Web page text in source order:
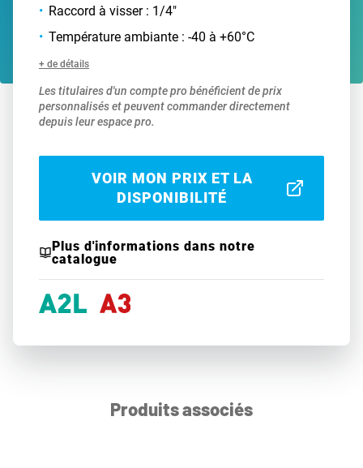
Raccord à visser : 1/4"
Température ambiante : -40 à +60°C
+ de détails
Les titulaires d'un compte pro bénéficient de prix
personnalisés et peuvent commander directement
depuis leur espace pro.
VOIR MON PRIX ET LA
DISPONIBILITÉ
Plus d'informations dans notre
catalogue
Produits associés